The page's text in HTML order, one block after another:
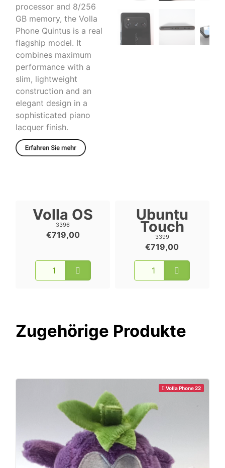
processor and 8/256
GB memory, the Volla
Phone Quintus is a real
flagship model. It
combines maximum
performance with a
slim, lightweight
construction and an
elegant design in a
sophisticated piano
lacquer finish.
Volla OS
3396
€719,00
Ubuntu
Touch
3399
€719,00
Zugehörige Produkte
Volla Phone 22